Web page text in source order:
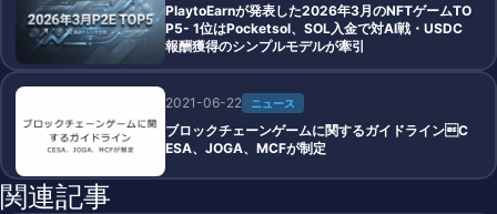
PlaytoEarnが発表した2026年3月のNFTゲームTO
P5- 1位はPocketsol、SOL入金で対AI戦・USDC
報酬獲得のシンプルモデルが牽引
2021-06-22 ニュース
ブロックチェーンゲームに関するガイドラインC
ESA、JOGA、MCFが制定
関連記事